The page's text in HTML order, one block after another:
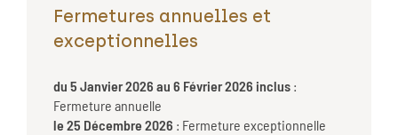
Fermetures annuelles et
exceptionnelles
du 5 Janvier 2026 au 6 Février 2026 inclus :
Fermeture annuelle
le 25 Décembre 2026 : Fermeture exceptionnelle